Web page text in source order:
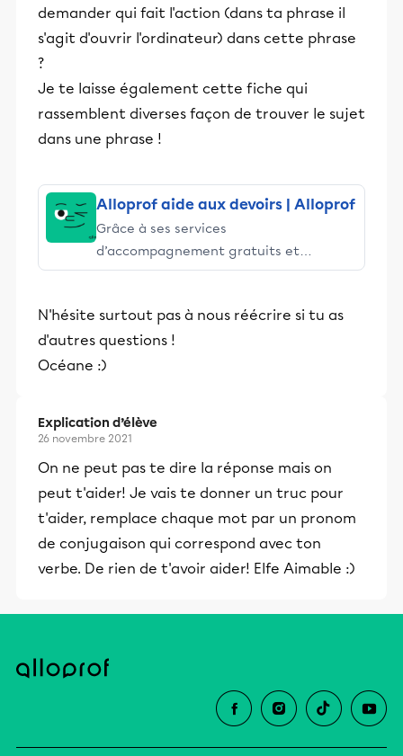
demander qui fait l'action (dans ta phrase il
s'agit d'ouvrir l'ordinateur) dans cette phrase
?
Je te laisse également cette fiche qui
rassemblent diverses façon de trouver le sujet
dans une phrase !
Alloprof aide aux devoirs | Alloprof
Grâce à ses services
d’accompagnement gratuits et
stimulants, Alloprof engage les élèves
éducative.
N'hésite surtout pas à nous réécrire si tu as
d'autres questions !
Océane :)
Explication d’élève
26 novembre 2021
On ne peut pas te dire la réponse mais on
peut t'aider! Je vais te donner un truc pour
t'aider, remplace chaque mot par un pronom
de conjugaison qui correspond avec ton
verbe. De rien de t'avoir aider! Elfe Aimable :)